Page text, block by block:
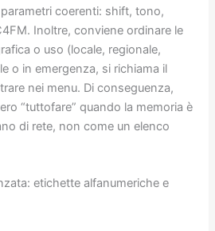
coerenti: shift, tono,
Inoltre, conviene ordinare le
o uso (locale, regionale,
o in emergenza, si richiama il
nei menu. Di conseguenza,
“tuttofare” quando la memoria è
di rete, non come un elenco
etichette alfanumeriche e